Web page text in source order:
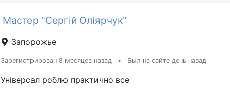
Мастер "Сергій Оліярчук"
Запорожье
Зарегистрирован 8 месяцев назад • Был на сайте день назад
Універсал роблю практично все